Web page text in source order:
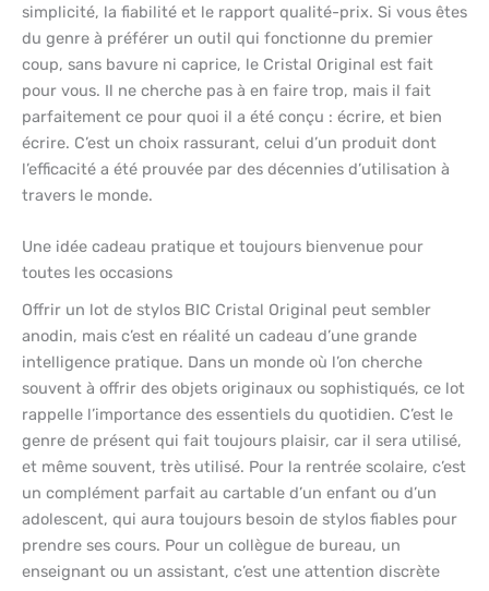
simplicité, la fiabilité et le rapport qualité-prix. Si vous êtes
du genre à préférer un outil qui fonctionne du premier
coup, sans bavure ni caprice, le Cristal Original est fait
pour vous. Il ne cherche pas à en faire trop, mais il fait
parfaitement ce pour quoi il a été conçu : écrire, et bien
écrire. C’est un choix rassurant, celui d’un produit dont
l’efficacité a été prouvée par des décennies d’utilisation à
travers le monde.
Une idée cadeau pratique et toujours bienvenue pour
toutes les occasions
Offrir un lot de stylos BIC Cristal Original peut sembler
anodin, mais c’est en réalité un cadeau d’une grande
intelligence pratique. Dans un monde où l’on cherche
souvent à offrir des objets originaux ou sophistiqués, ce lot
rappelle l’importance des essentiels du quotidien. C’est le
genre de présent qui fait toujours plaisir, car il sera utilisé,
et même souvent, très utilisé. Pour la rentrée scolaire, c’est
un complément parfait au cartable d’un enfant ou d’un
adolescent, qui aura toujours besoin de stylos fiables pour
prendre ses cours. Pour un collègue de bureau, un
enseignant ou un assistant, c’est une attention discrète